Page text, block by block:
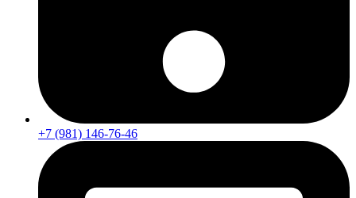
+7 (981) 146-76-46